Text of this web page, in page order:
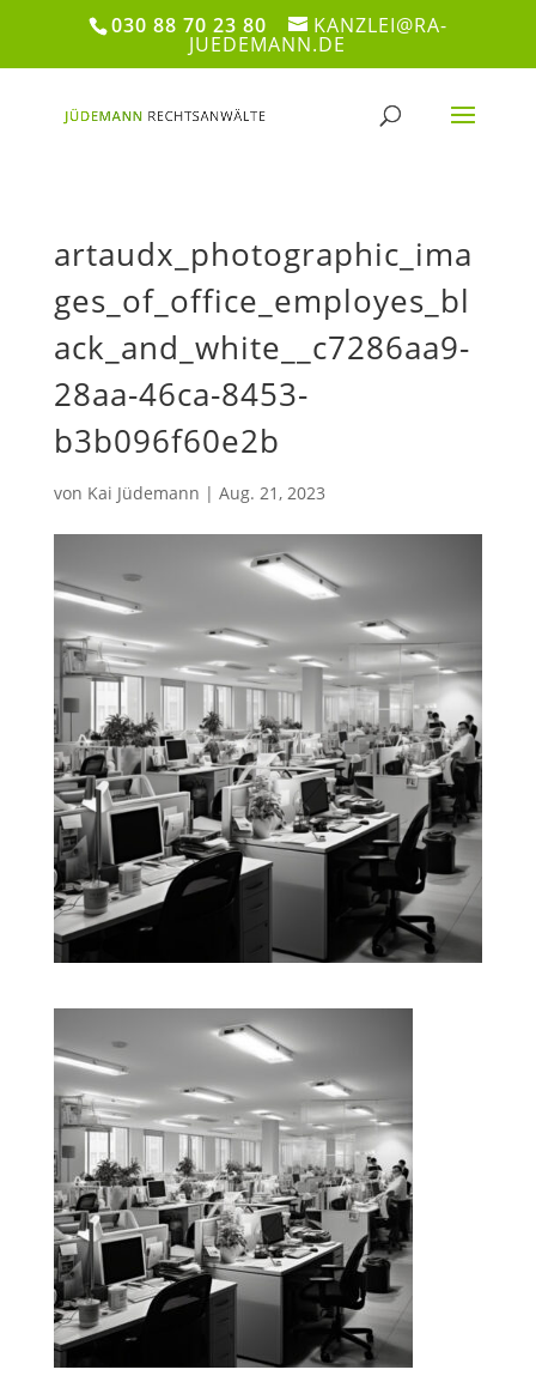
030 88 70 23 80 KANZLEI@RA-
JUEDEMANN.DE
artaudx_photographic_ima
ges_of_office_employes_bl
ack_and_white__c7286aa9-
28aa-46ca-8453-
b3b096f60e2b
von Kai Jüdemann | Aug. 21, 2023